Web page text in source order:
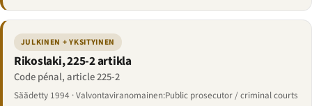
JULKINEN + YKSITYINEN
Rikoslaki, 225-2 artikla
Code pénal, article 225-2
Säädetty 1994 · Valvontaviranomainen:Public prosecutor / criminal courts